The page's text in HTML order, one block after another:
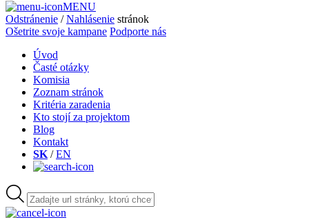
MENU
Odstránenie /Nahlásenie stránok
Ošetrite svoje kampane Podporte nás
Úvod
Časté otázky
Komisia
Zoznam stránok
Kritéria zaradenia
Kto stojí za projektom
Blog
Kontakt
SK /EN